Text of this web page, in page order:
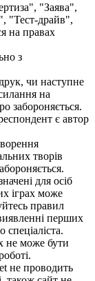
"Заява",
"Тест-драйв",
на правах
з
чи наступне
на
забороняється.
є автор
творів
для осіб
іграх може
правил
перших
спеціаліста.
не може бути
не проводить